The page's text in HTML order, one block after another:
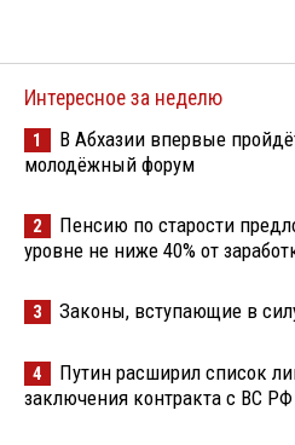
Интересное за неделю
1
В Абхазии впервые
молодёжный форум
2
Пенсию по старости
уровне не ниже 40% от
3 Законы, вступающие в
4
Путин расширил список
заключения контракта с ВС РФ